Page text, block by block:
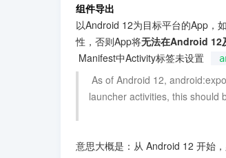
组件导出
以Android 12为目标平台的App，
性，否则App将无法在Android 12
Manifest中Activity标签未设置
launcher activities, this should
意思大概是：从 Android 12 开始